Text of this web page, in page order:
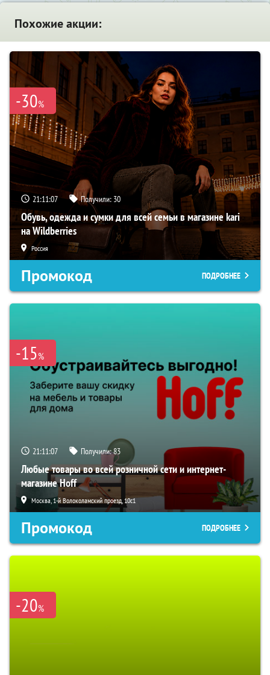
Похожие акции:
-30%
21:11:06 Получили: 30
Обувь, одежда и сумки для всей семьи в магазине kari
на Wildberries
Россия
Промокод ПОДРОБНЕЕ
-15%
21:11:06 Получили:83
Любые товары во всей розничной сети и интернет-
магазине Hoff
Москва, 1-й Волоколамский проезд, 10с1
Промокод ПОДРОБНЕЕ
-20%